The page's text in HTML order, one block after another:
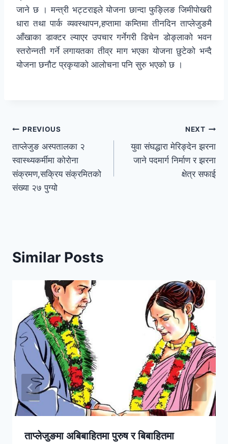
जाने छ । मन्त्री भट्टराइले योजना छान्दा फुङ्लिङ जिमीपोखरी
धारा तथा पार्क व्यवस्थापन,हप्तामा कम्तिमा तीनदिन ताप्लेजुङमै
आँखाका डाक्टर ल्याएर उपचार गर्नेगरी डिचेन डोङ्लाको भवन
स्तरोन्नती गर्ने लगायतका तीव्र माग भएका योजना छुटेको भन्दै
योजना छनौट प्रकृयाको आलोचना पनि सुरु भएको छ ।
PREVIOUS
ताप्लेजुङ अस्पतालका २
स्वास्थ्यकर्मीमा कोरोना
संक्रमण,सक्रिय संक्रमितको
संख्या २७ पुग्यो
NEXT
युवा संघद्धारा मेरिङ्देन झरना
जाने पदमार्ग निर्माण र झरना
क्षेत्र सफाई
Similar Posts
ताप्लेजुङमा अबिबाहितमा पुरुष र बिबाहितमा